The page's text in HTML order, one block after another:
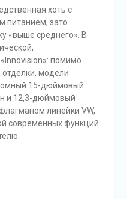
хоть с
питанием, зато
«выше среднего». В
помимо
отделки, модели
15-дюймовый
и 12,3-дюймовый
линейки VW,
современных функций